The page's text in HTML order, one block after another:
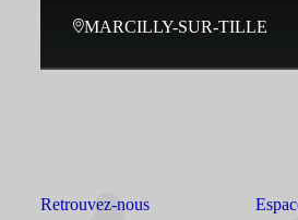
MARCILLY-SUR-TILLE
Retrouvez-nous